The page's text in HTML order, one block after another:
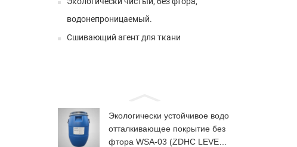
водонепроницаемый.
Сшивающий агент для ткани
Экологически устойчивое водо
отталкивающее покрытие без
фтора WSA-03 (ZDHC LEVEL